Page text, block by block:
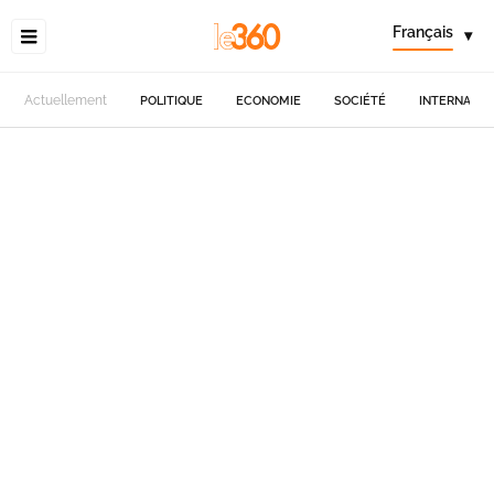
Français ▾
Actuellement POLITIQUE ECONOMIE SOCIÉTÉ